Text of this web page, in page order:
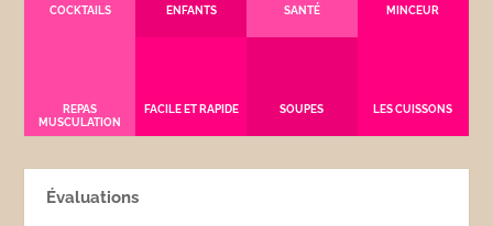
COCKTAILS ENFANTS SANTÉ MINCEUR
REPAS
MUSCULATION
FACILE ET RAPIDE SOUPES LES CUISSONS
Évaluations